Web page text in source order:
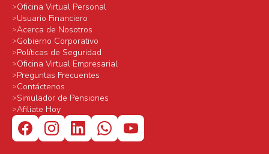
Oficina Virtual Personal
Usuario Financiero
Acerca de Nosotros
Gobierno Corporativo
Políticas de Seguridad
Oficina Virtual Empresarial
Preguntas Frecuentes
Contáctenos
Simulador de Pensiones
Afiliate Hoy